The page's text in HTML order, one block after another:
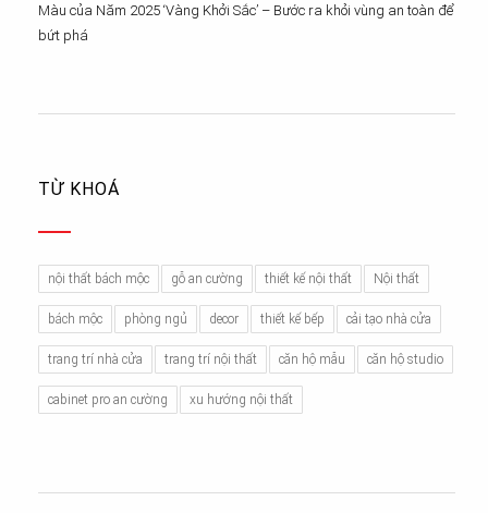
Màu của Năm 2025 ‘Vàng Khởi Sắc’ – Bước ra khỏi vùng an toàn để
bứt phá
TỪ KHOÁ
nội thất bách mộc gỗ an cường thiết kế nội thất Nội thất
bách mộc phòng ngủ decor thiết kế bếp cải tạo nhà cửa
trang trí nhà cửa trang trí nội thất căn hộ mẫu căn hộ studio
cabinet pro an cường xu hướng nội thất